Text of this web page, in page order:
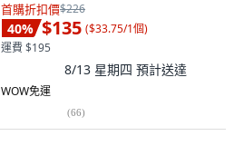
首購折扣價$226
40% $135 ($33.75/1個)
運費 $195
8/13 星期四 預計送達
WOW免運
(66)